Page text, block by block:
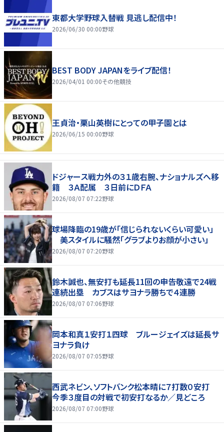
東都大学野球入替戦 見逃し配信中！
2026/06/30 00:00野球
BEST BODY JAPANをライブ配信！
2026/04/01 00:00その他競技
王貞治・栗山英樹にとっての甲子園とは
2026/06/15 00:00野球
ドジャース戦力外の３１歳右腕、ナショナルズへ移
籍 ３Ａ配属 ３日前にＤＦＡ
2026/08/07 07:22野球
球場降臨の19歳が「信じられないくらい可愛い」
美スタイルに騒然「グラブよりお顔が小さい」
2026/08/07 07:20野球
鈴木誠也、無安打も延長11回の申告敬遠で24戦
連続出塁 カブスはサヨナラ勝ちで４連勝
2026/08/07 07:06野球
岡本和真１安打１四球 ブルージェイズは延長サ
ヨナラ負け
2026/08/07 07:05野球
西武ネビン、ソフトバンク松本晴に７打数０安打
今季３度目の対戦で初安打なるか／見どころ
2026/08/07 07:00野球